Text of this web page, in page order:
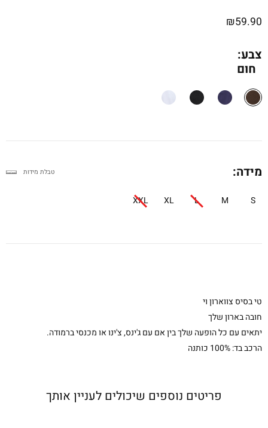
₪59.90
צבע:
חום
מידה:
S
M
L
XL
XXL
טבלת מידות
טי בסיס צווארון וי
חובה בארון שלך
יתאים עם כל הופעה שלך בין אם עם ג'ינס, צ'ינו או מכנסי ברמודה.
הרכב בד: 100% כותנה
פריטים נוספים שיכולים לעניין אותך